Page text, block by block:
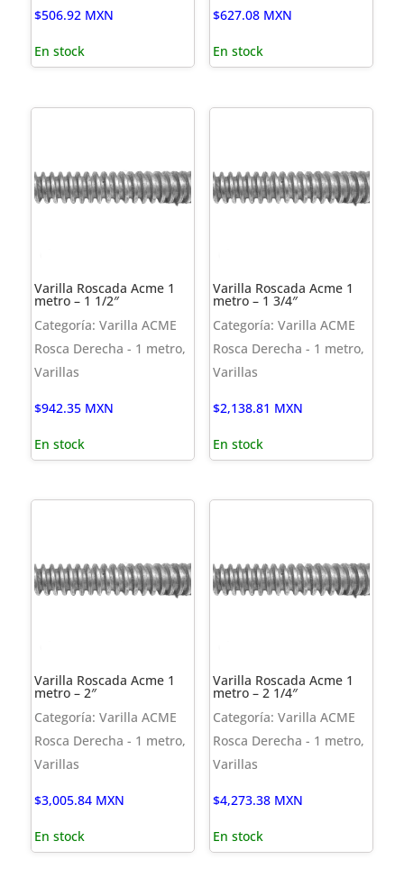
$506.92 MXN
En stock
$627.08 MXN
En stock
Varilla Roscada Acme 1
metro – 1 1/2″
Categoría: Varilla ACME
Rosca Derecha - 1 metro,
Varillas
$942.35 MXN
En stock
Varilla Roscada Acme 1
metro – 1 3/4″
Categoría: Varilla ACME
Rosca Derecha - 1 metro,
Varillas
$2,138.81 MXN
En stock
Varilla Roscada Acme 1
metro – 2″
Categoría: Varilla ACME
Rosca Derecha - 1 metro,
Varillas
$3,005.84 MXN
En stock
Varilla Roscada Acme 1
metro – 2 1/4″
Categoría: Varilla ACME
Rosca Derecha - 1 metro,
Varillas
$4,273.38 MXN
En stock